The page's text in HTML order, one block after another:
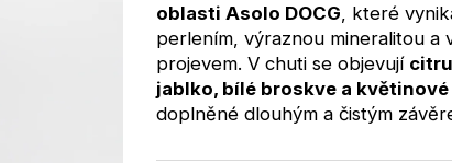
oblasti Asolo DOCG , které
perlením, výraznou mineralitou a
projevem. V chuti se objevují
jablko, bílé broskve a
doplněné dlouhým a čistým